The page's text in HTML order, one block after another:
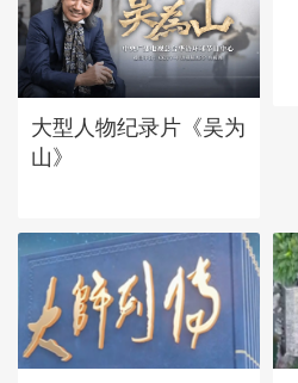
大型人物纪录片《吴为
山》